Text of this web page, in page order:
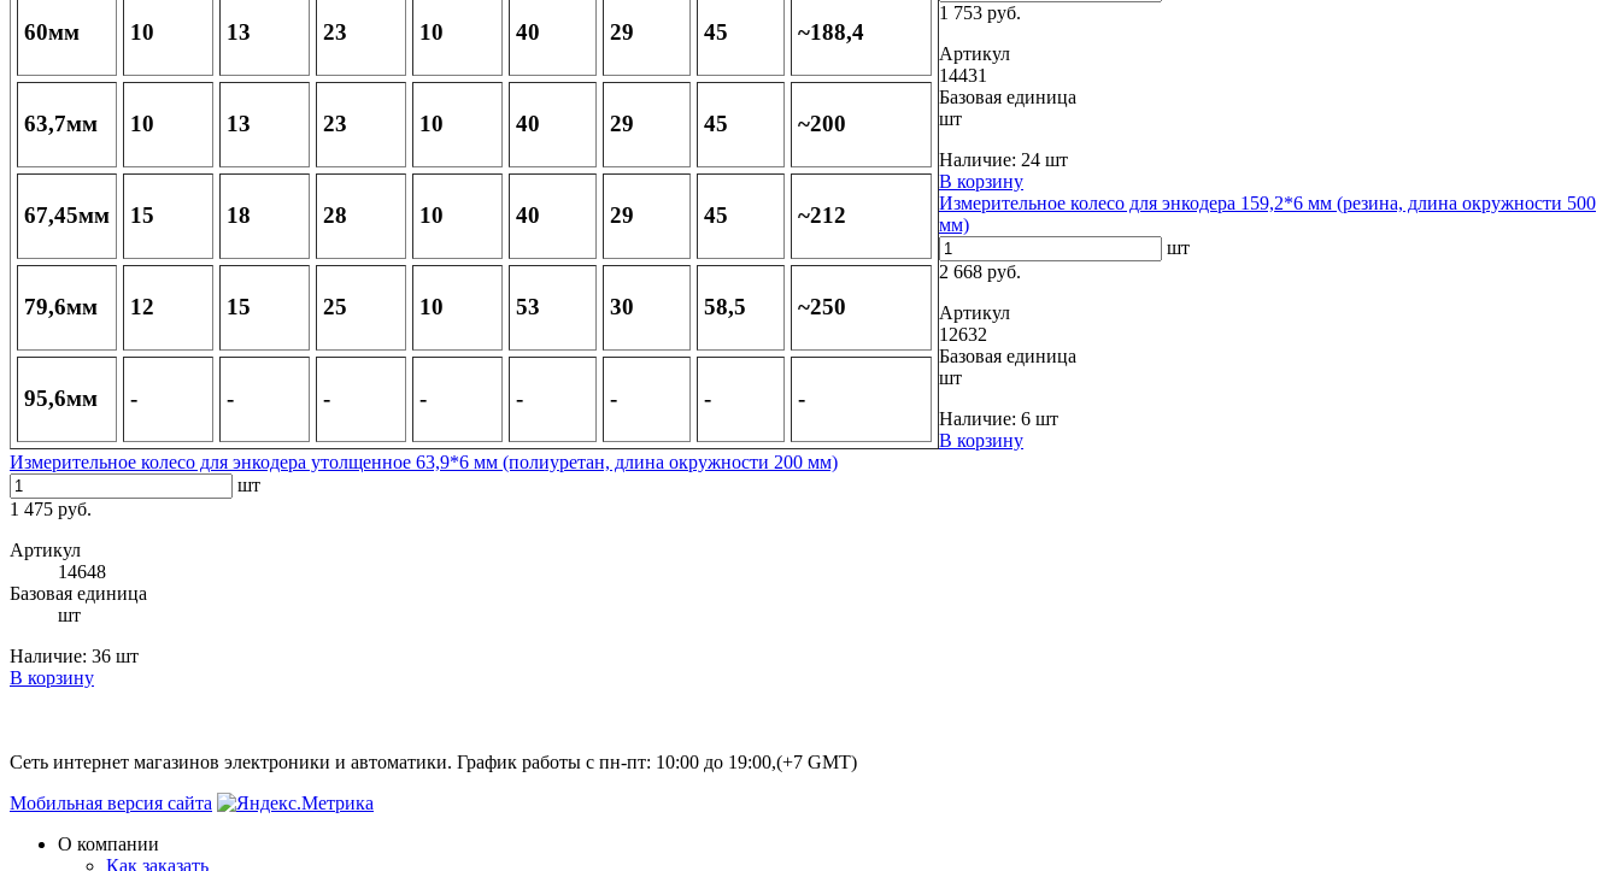
60мм 10 13 23 10 40 29 45 ~188,4
63,7мм 10 13 23 10 40 29 45 ~200
67,45мм 15 18 28 10 40 29 45 ~212
79,6мм 12 15 25 10 53 30 58,5 ~250
95,6мм - - - - - - - -
1 753 руб.
Артикул
14431
Базовая единица
шт
Наличие: 24 шт
В корзину
Измерительное колесо для энкодера 159,2*6 мм (резина, длина окружности 500
мм)
шт
2 668 руб.
Артикул
12632
Базовая единица
шт
Наличие: 6 шт
В корзину
Измерительное колесо для энкодера утолщенное 63,9*6 мм (полиуретан, длина окружности 200 мм)
шт
1 475 руб.
Артикул
14648
Базовая единица
шт
Наличие: 36 шт
В корзину
Сеть интернет магазинов электроники и автоматики. График работы с пн-пт: 10:00 до 19:00,(+7 GMT)
Мобильная версия сайта
О компании
Как заказать